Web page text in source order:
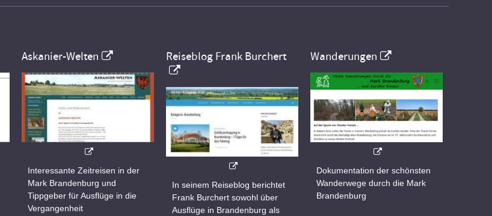
Askanier-Welten
Interessante Zeitreisen in der
Mark Brandenburg und
Tippgeber für Ausflüge in die
Vergangenheit
Reiseblog Frank Burchert
In seinem Reiseblog berichtet
Frank Burchert sowohl über
Ausflüge in Brandenburg als
Wanderungen
Dokumentation der schönsten
Wanderwege durch die Mark
Brandenburg